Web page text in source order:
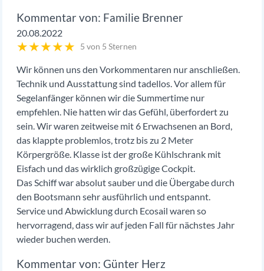
Familie Brenner
20.08.2022
★★★★★ 5 von 5 Sternen
Wir können uns den Vorkommentaren nur anschließen.
Technik und Ausstattung sind tadellos. Vor allem für
Segelanfänger können wir die Summertime nur
empfehlen. Nie hatten wir das Gefühl, überfordert zu
sein. Wir waren zeitweise mit 6 Erwachsenen an Bord,
das klappte problemlos, trotz bis zu 2 Meter
Körpergröße. Klasse ist der große Kühlschrank mit
Eisfach und das wirklich großzügige Cockpit.
Das Schiff war absolut sauber und die Übergabe durch
den Bootsmann sehr ausführlich und entspannt.
Service und Abwicklung durch Ecosail waren so
hervorragend, dass wir auf jeden Fall für nächstes Jahr
wieder buchen werden.
Günter Herz